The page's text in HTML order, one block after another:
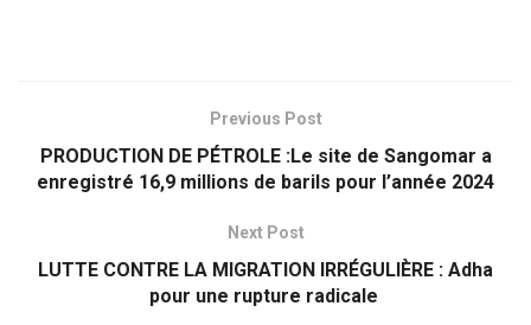
Previous Post
PRODUCTION DE PÉTROLE :Le site de Sangomar a
enregistré 16,9 millions de barils pour l’année 2024
Next Post
LUTTE CONTRE LA MIGRATION IRRÉGULIÈRE : Adha
pour une rupture radicale